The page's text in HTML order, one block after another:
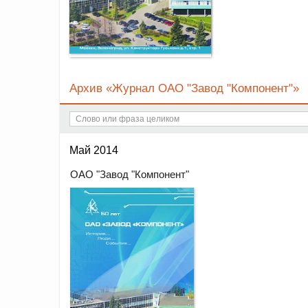
Архив «Журнал ОАО "Завод "Компонент"»
Май 2014
ОАО "Завод "Компонент"